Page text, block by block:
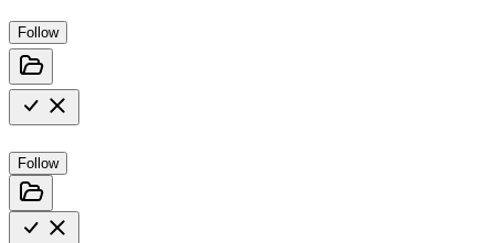
Follow
Follow